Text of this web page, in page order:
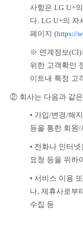
사항은 LG U+
다. LG U+의 자
페이지 (https://
※ 연계정보(CI)
위한 고객확인
이트내 특정 고
② 회사는 다음과 같
• 가입/변경/해
등을 통한 회원/
• 전화나 인터
요청 등을 위하
• 서비스 이용
나, 제휴사로부
수집 등